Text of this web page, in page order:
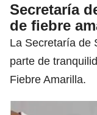
Secretaría
de fiebre
La Secretaría de
parte de
Fiebre Amarilla.